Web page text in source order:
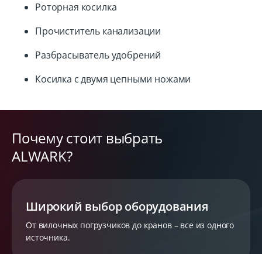
Роторная косилка
Прочиститель канализации
Разбрасыватель удобрений
Косилка с двумя цепными ножами
Почему стоит выбрать
ALWARK?
Широкий выбор оборудования
От вилочных погрузчиков до кранов – все из одного
источника.